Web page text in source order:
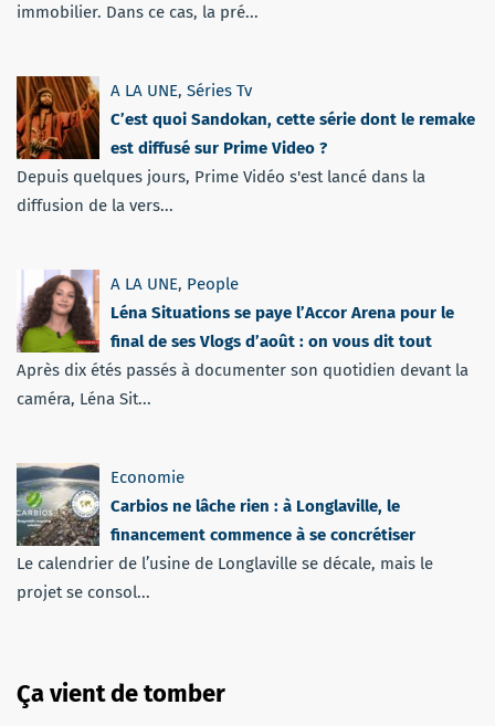
immobilier. Dans ce cas, la pré...
A LA UNE, Séries Tv
C’est quoi Sandokan, cette série dont le remake
est diffusé sur Prime Video ?
Depuis quelques jours, Prime Vidéo s'est lancé dans la
diffusion de la vers...
A LA UNE, People
Léna Situations se paye l’Accor Arena pour le
final de ses Vlogs d’août : on vous dit tout
Après dix étés passés à documenter son quotidien devant la
caméra, Léna Sit...
Economie
Carbios ne lâche rien : à Longlaville, le
financement commence à se concrétiser
Le calendrier de l’usine de Longlaville se décale, mais le
projet se consol...
Ça vient de tomber